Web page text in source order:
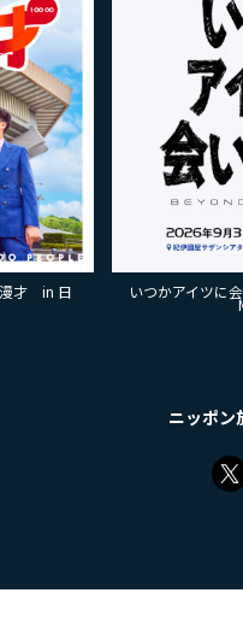
いに行く -BEYOND THE
MOON-
ニッポン